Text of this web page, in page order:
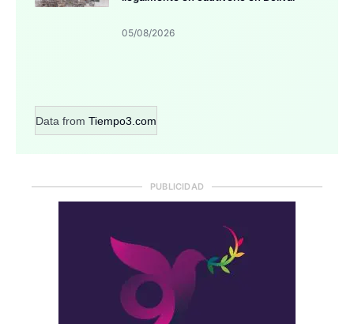
05/08/2026
Data from Tiempo3.com
PUBLICIDAD